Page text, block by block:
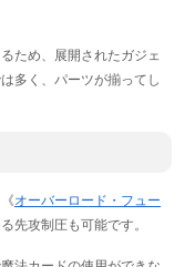
ため、展開されたガジェ
多く、パーツが揃ってし
オーバーロード・フュー
先攻制圧も可能です。